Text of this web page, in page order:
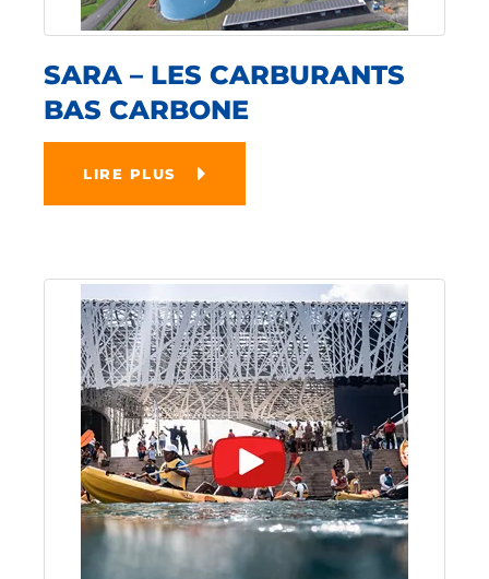
SARA – LES CARBURANTS
BAS CARBONE
LIRE PLUS